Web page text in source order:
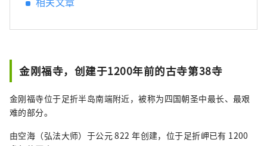
金刚福寺，创建于1200年前的古寺第38寺
金刚福寺位于足折半岛南端附近，被称为四国朝圣中最长、最艰
难的部分。
由空海（弘法大师）于公元 822 年创建，位于足折岬已有 1200